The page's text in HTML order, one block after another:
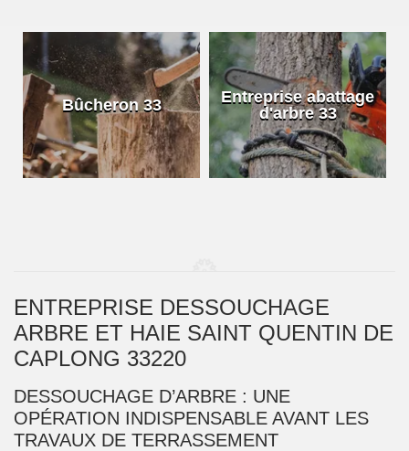
Bûcheron 33
Entreprise abattage
d'arbre 33
ENTREPRISE DESSOUCHAGE
ARBRE ET HAIE SAINT QUENTIN DE
CAPLONG 33220
DESSOUCHAGE D’ARBRE : UNE
OPÉRATION INDISPENSABLE AVANT LES
TRAVAUX DE TERRASSEMENT